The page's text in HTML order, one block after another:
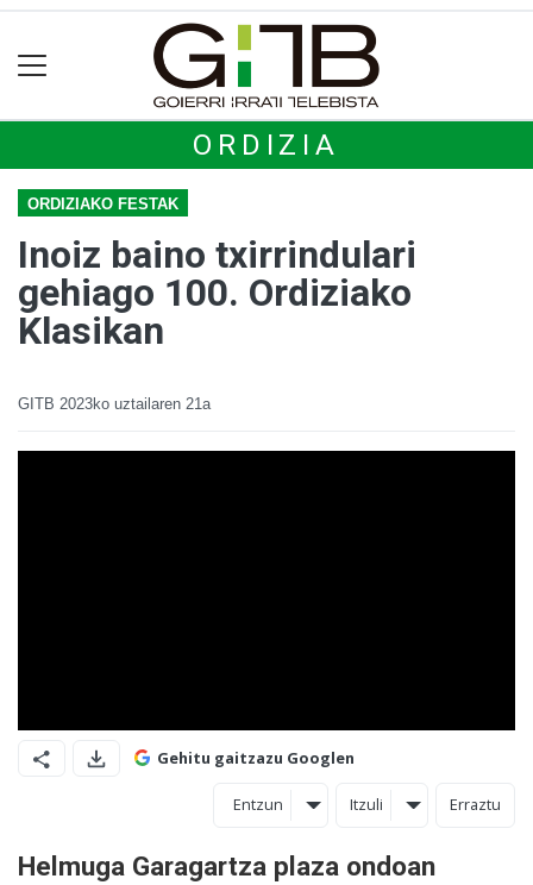
ORDIZIA
ORDIZIAKO FESTAK
Inoiz baino txirrindulari
gehiago 100. Ordiziako
Klasikan
GITB 2023ko uztailaren 21a
Gehitu gaitzazu Googlen
Entzun Itzuli Erraztu
Helmuga Garagartza plaza ondoan